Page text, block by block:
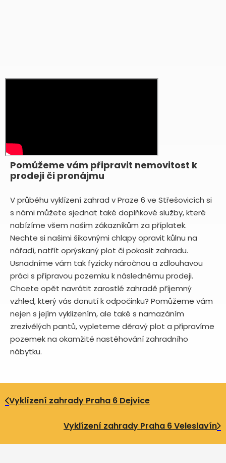
Pomůžeme vám připravit nemovitost k
prodeji či pronájmu
V průběhu vyklízení zahrad v Praze 6 ve Střešovicích si
s námi můžete sjednat také doplňkové služby, které
nabízíme všem našim zákazníkům za příplatek.
Nechte si našimi šikovnými chlapy opravit kůlnu na
nářadí, natřít oprýskaný plot či pokosit zahradu.
Usnadníme vám tak fyzicky náročnou a zdlouhavou
práci s přípravou pozemku k následnému prodeji.
Chcete opět navrátit zarostlé zahradě příjemný
vzhled, který vás donutí k odpočinku? Pomůžeme vám
nejen s jejím vyklizením, ale také s namazáním
zrezivělých pantů, vypleteme děravý plot a připravíme
pozemek na okamžité nastěhování zahradního
nábytku.
Vyklízení zahrady Praha 6 Dejvice
Vyklízení zahrady Praha 6 Veleslavín